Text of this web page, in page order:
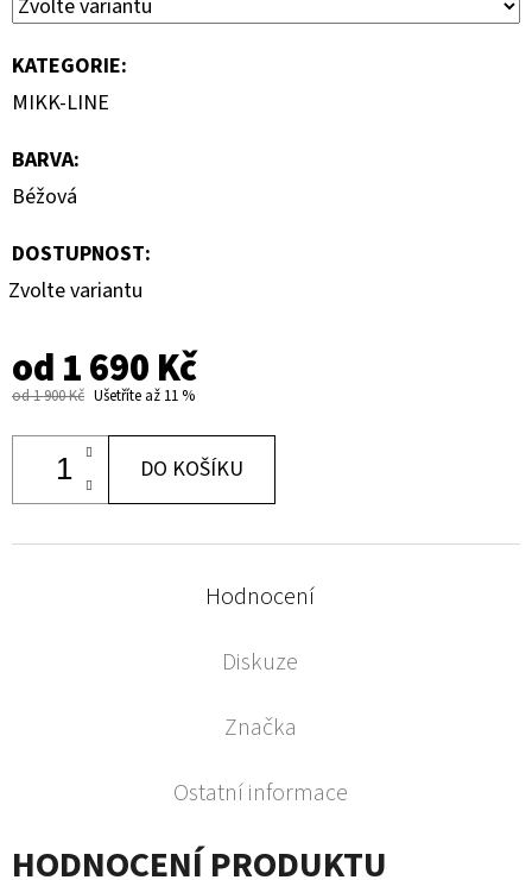
KATEGORIE:
MIKK-LINE
BARVA:
Béžová
DOSTUPNOST:
Zvolte variantu
od1 690 Kč
od 1 900 Kč Ušetříte až 11 %
DO KOŠÍKU
Hodnocení
Diskuze
Značka
Ostatní informace
HODNOCENÍ PRODUKTU